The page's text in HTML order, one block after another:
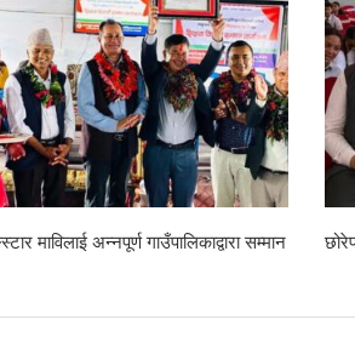
कल्याण, डेभिज फल्स क्लब र प्रहरी चौकीको